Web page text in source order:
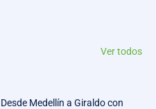
Ver todos
Desde Medellín a Giraldo con